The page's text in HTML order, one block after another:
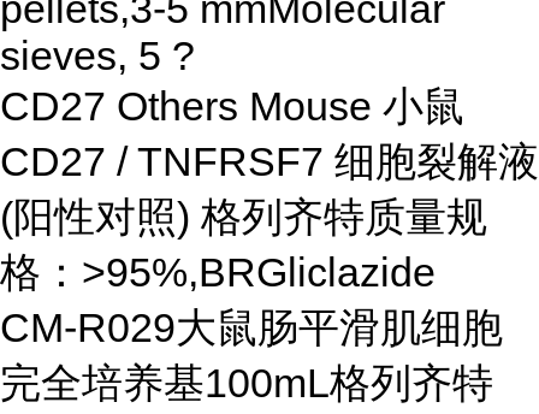
sieves, 5 ?
CD27 Others Mouse 小鼠
CD27 / TNFRSF7 细胞裂解液
(阳性对照) 格列齐特质量规
格：>95%,BRGliclazide
CM-R029大鼠肠平滑肌细胞
完全培养基100mL格列齐特